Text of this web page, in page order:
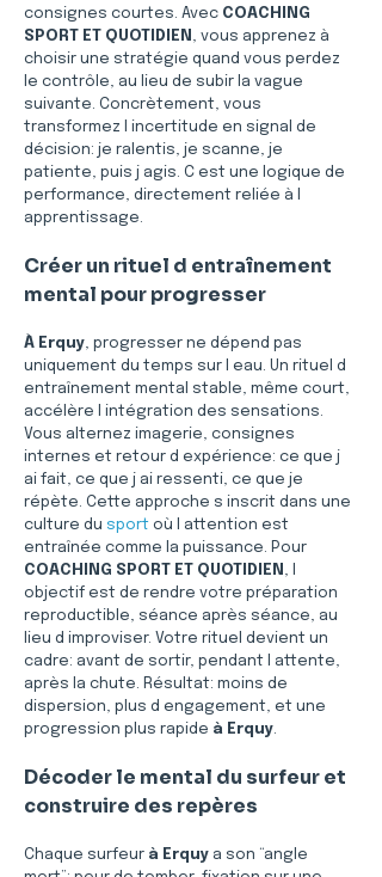
consignes courtes. Avec COACHING
SPORT ET QUOTIDIEN , vous apprenez à
choisir une stratégie quand vous perdez
le contrôle, au lieu de subir la vague
suivante. Concrètement, vous
transformez l incertitude en signal de
décision: je ralentis, je scanne, je
patiente, puis j agis. C est une logique de
performance, directement reliée à l
apprentissage.
Créer un rituel d entraînement
mental pour progresser
À Erquy, progresser ne dépend pas
uniquement du temps sur l eau. Un rituel d
entraînement mental stable, même court,
accélère l intégration des sensations.
Vous alternez imagerie, consignes
internes et retour d expérience: ce que j
ai fait, ce que j ai ressenti, ce que je
répète. Cette approche s inscrit dans une
culture du sport où l attention est
entraînée comme la puissance. Pour
COACHING SPORT ET QUOTIDIEN , l
objectif est de rendre votre préparation
reproductible, séance après séance, au
lieu d improviser. Votre rituel devient un
cadre: avant de sortir, pendant l attente,
après la chute. Résultat: moins de
dispersion, plus d engagement, et une
progression plus rapide à Erquy.
Décoder le mental du surfeur et
construire des repères
Chaque surfeur à Erquy a son “angle